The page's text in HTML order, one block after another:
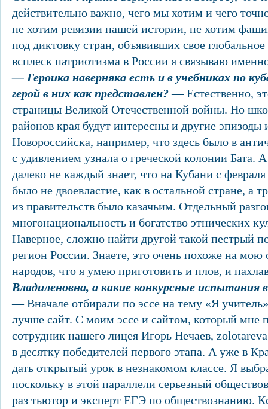
действительно важно, чего мы хотим и чего
не хотим ревизии нашей истории, не хотим
под диктовку стран, объявивших свое
всплеск патриотизма в России я связываю
— Героика наверняка есть и в учебниках по
герой в них как представлен?— Естественно,
страницы Великой Отечественной войны. Но
районов края будут интересны и другие эпизоды
Новороссийска, например, что здесь было в
с удивлением узнала о греческой колонии Бата.
далеко не каждый знает, что на Кубани с
было не двоевластие, как в остальной стране, а
из правительств было казачьим. Отдельный
многонациональность и богатство этнических
Наверное, сложно найти другой такой пестрый
регион России. Знаете, это очень похоже на мою
народов, что я умею приготовить и плов, и
Владиленовна, а какие конкурсные испытания
— Вначале отбирали по эссе на тему «Я
лучше сайт. С моим эссе и сайтом, который мне
сотрудник нашего лицея Игорь Нечаев,
в десятку победителей первого этапа. А уже в
дать открытый урок в незнакомом классе. Я
поскольку в этой параллели серьезный
раз тьютор и эксперт ЕГЭ по обществознанию.